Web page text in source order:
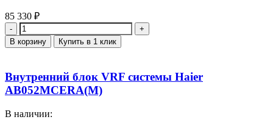
85 330 ₽
Количество
В корзину Купить в 1 клик
Внутренний блок VRF системы Haier
AB052MCERA(M)
В наличии: